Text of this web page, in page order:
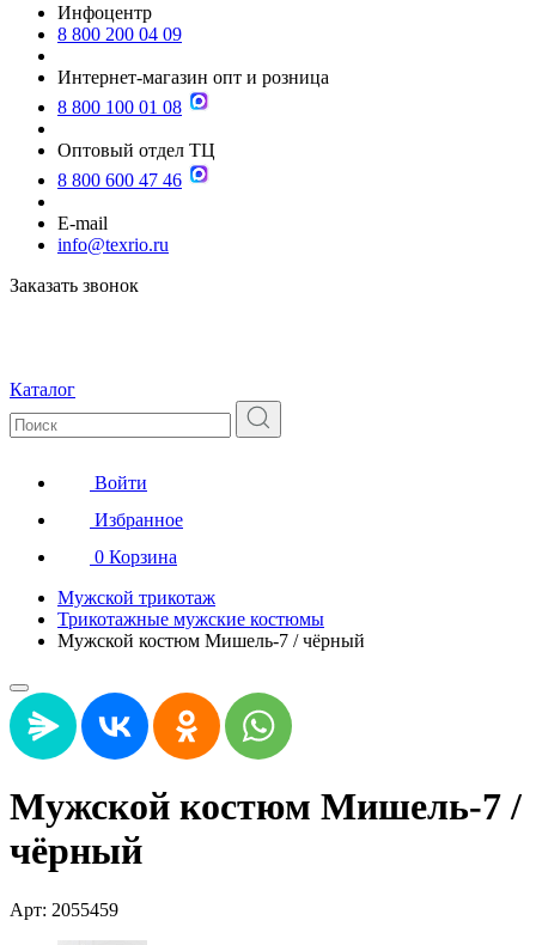
Инфоцентр
8 800 200 04 09
Интернет-магазин опт и розница
8 800 100 01 08
Оптовый отдел ТЦ
8 800 600 47 46
E-mail
info@texrio.ru
Заказать звонок
Каталог
Войти
Избранное
0 Корзина
Мужской трикотаж
Трикотажные мужские костюмы
Мужской костюм Мишель-7 / чёрный
Мужской костюм Мишель-7 /
чёрный
Арт: 2055459